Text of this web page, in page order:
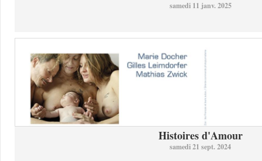
samedi 11 janv. 2025
Histoires d'Amour
samedi 21 sept. 2024